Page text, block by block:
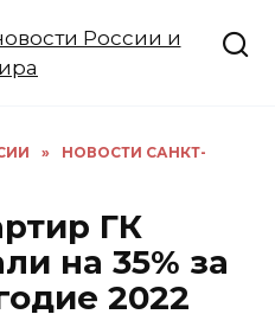
»
НОВОСТИ САНКТ-
ГК
на 35% за
2022